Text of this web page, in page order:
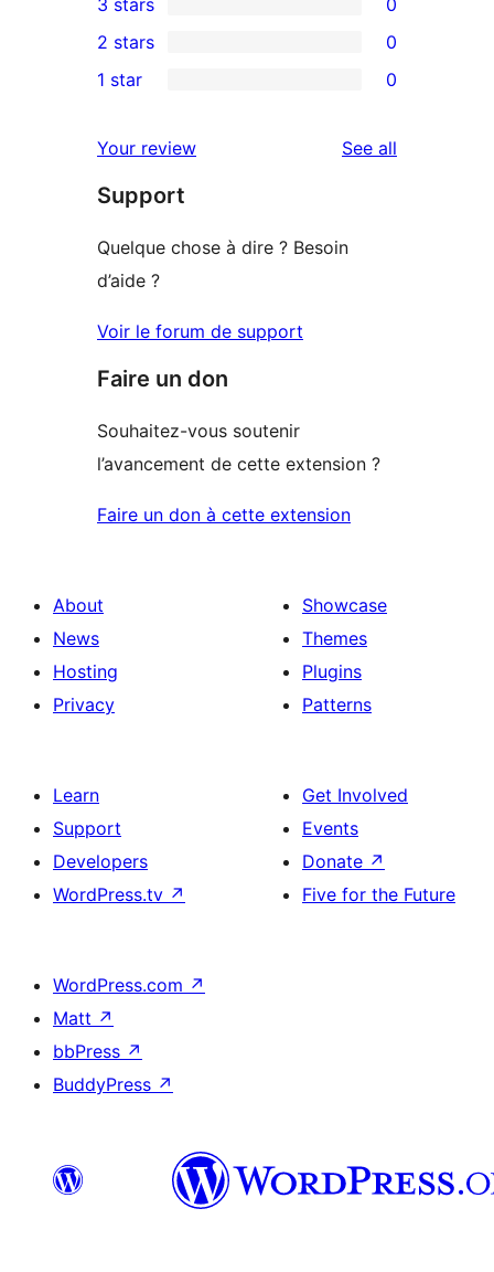
star
reviews
4-
star
reviews
0
3-
star
2-
reviews
2 stars 0
star
reviews
1 star 0
Your review See all
Support
Quelque chose à dire ? Besoin
d’aide ?
Voir le forum de support
Faire un don
Souhaitez-vous soutenir
l’avancement de cette extension ?
Faire un don à cette extension
About
News
Hosting
Privacy
Showcase
Themes
Plugins
Patterns
Learn
Support
Developers
WordPress.tv ↗
Get Involved
Events
Donate ↗
Five for the Future
WordPress.com ↗
Matt ↗
bbPress ↗
BuddyPress ↗